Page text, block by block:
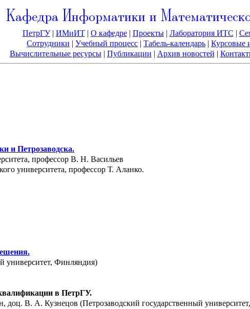
Кафедра Информатики и
ПетрГУ| ИМиИТ| О кафедре| Проекты| Лаборатория ИТС |
Сотрудники |Учебный процесс |Табель-календарь |Курсовые
Вычислительные ресурсы| Публикации | Архив новостей |
и Петрозаводска.
профессор В. Н. Васильев
университета, профессор Т. Аланко.
университет, Финляндия)
в ПетрГУ.
В. А. Кузнецов (Петрозаводский государственный